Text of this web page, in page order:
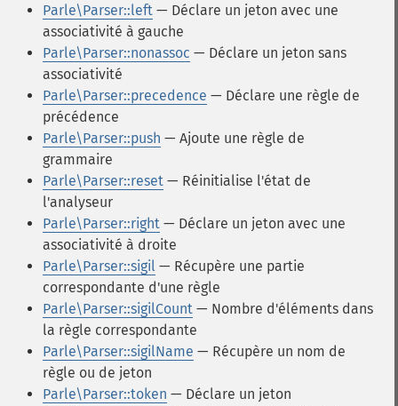
Parle\Parser::left — Déclare un jeton avec une
associativité à gauche
Parle\Parser::nonassoc — Déclare un jeton sans
associativité
Parle\Parser::precedence — Déclare une règle de
précédence
Parle\Parser::push — Ajoute une règle de
grammaire
Parle\Parser::reset — Réinitialise l'état de
l'analyseur
Parle\Parser::right — Déclare un jeton avec une
associativité à droite
Parle\Parser::sigil — Récupère une partie
correspondante d'une règle
Parle\Parser::sigilCount — Nombre d'éléments dans
la règle correspondante
Parle\Parser::sigilName — Récupère un nom de
règle ou de jeton
Parle\Parser::token — Déclare un jeton